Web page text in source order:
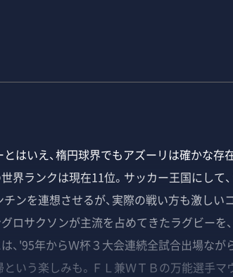
はいえ、楕円球界でもアズーリは確かな存
界ランクは現在11位。サッカー王国にして
ンを連想させるが、実際の戦い方も激しい
ロサクソンが主流を占めてきたラグビーを
、'95年からＷ杯３大会連続全試合出場なが
いう楽しみも。ＦＬ兼ＷＴＢの万能選手マ